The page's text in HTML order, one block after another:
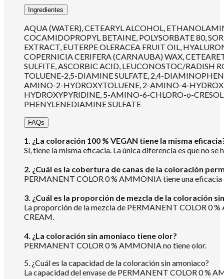
Ingredientes
AQUA (WATER), CETEARYL ALCOHOL,
COCAMIDOPROPYL BETAINE, POLYSORBATE 80,
EXTRACT, EUTERPE OLERACEA FRUIT OIL,
COPERNICIA CERIFERA (CARNAUBA) WAX,
SULFITE, ASCORBIC ACID, LEUCONOSTOC/RADISH
TOLUENE-2,5-DIAMINE SULFATE, 2,4-
AMINO-2-HYDROXYTOLUENE, 2-AMINO-4-
HYDROXYPYRIDINE, 5-AMINO-6-CHLORO-o-
PHENYLENEDIAMINE SULFATE
FAQs
1. ¿La coloración 100 % VEGAN tiene la misma
Sí, tiene la misma eficacia. La única diferencia es que no
2. ¿Cuál es la cobertura de canas de la coloración
PERMANENT COLOR 0 % AMMONIA tiene una eficacia
3. ¿Cuál es la proporción de mezcla de la coloración
La proporción de la mezcla de PERMANENT COLOR 0
CREAM.
4. ¿La coloración sin amoniaco tiene olor?
PERMANENT COLOR 0 % AMMONIA no tiene olor.
5. ¿Cuál es la capacidad de la coloración sin amoniaco?
La capacidad del envase de PERMANENT COLOR 0 %